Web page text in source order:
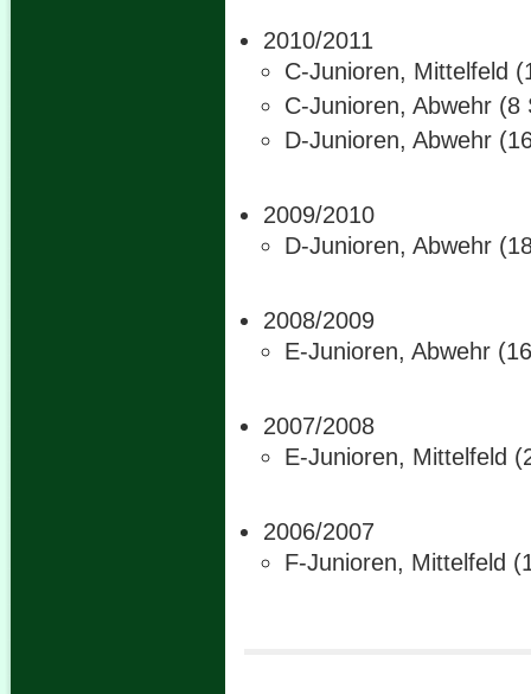
2010/2011
C-Junioren, Mittelfeld
C-Junioren, Abwehr (8
D-Junioren, Abwehr
2009/2010
D-Junioren, Abwehr
2008/2009
E-Junioren, Abwehr
2007/2008
E-Junioren, Mittelfeld
2006/2007
F-Junioren, Mittelfeld